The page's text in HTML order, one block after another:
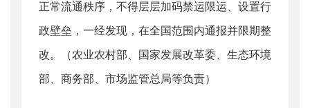
正常流通秩序，不得层层加码禁运限运、设置行
政壁垒，一经发现，在全国范围内通报并限期整
改。（农业农村部、国家发展改革委、生态环境
部、商务部、市场监管总局等负责）